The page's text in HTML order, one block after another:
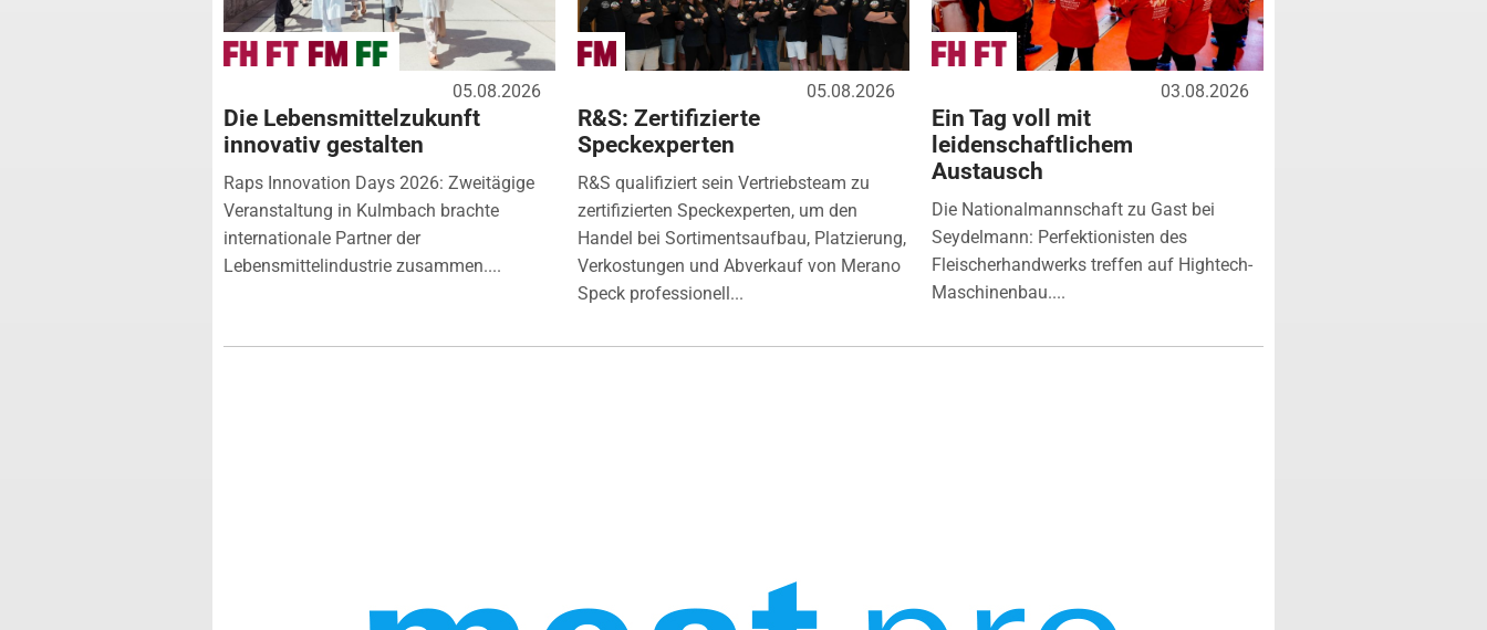
05.08.2026
Die Lebensmittelzukunft
innovativ gestalten
Raps Innovation Days 2026: Zweitägige
Veranstaltung in Kulmbach brachte
internationale Partner der
Lebensmittelindustrie zusammen....
05.08.2026
R&S: Zertifizierte
Speckexperten
R&S qualifiziert sein Vertriebsteam zu
zertifizierten Speckexperten, um den
Handel bei Sortimentsaufbau, Platzierung,
Verkostungen und Abverkauf von Merano
Speck professionell...
03.08.2026
Ein Tag voll mit
leidenschaftlichem
Austausch
Die Nationalmannschaft zu Gast bei
Seydelmann: Perfektionisten des
Fleischerhandwerks treffen auf Hightech-
Maschinenbau....